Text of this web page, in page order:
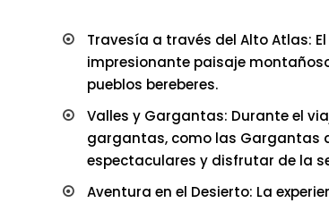
Travesía a través del Alto Atlas:
impresionante paisaje
pueblos bereberes.
Valles y Gargantas: Durante el
gargantas, como las Gargantas
espectaculares y disfrutar de la
Aventura en el Desierto: La